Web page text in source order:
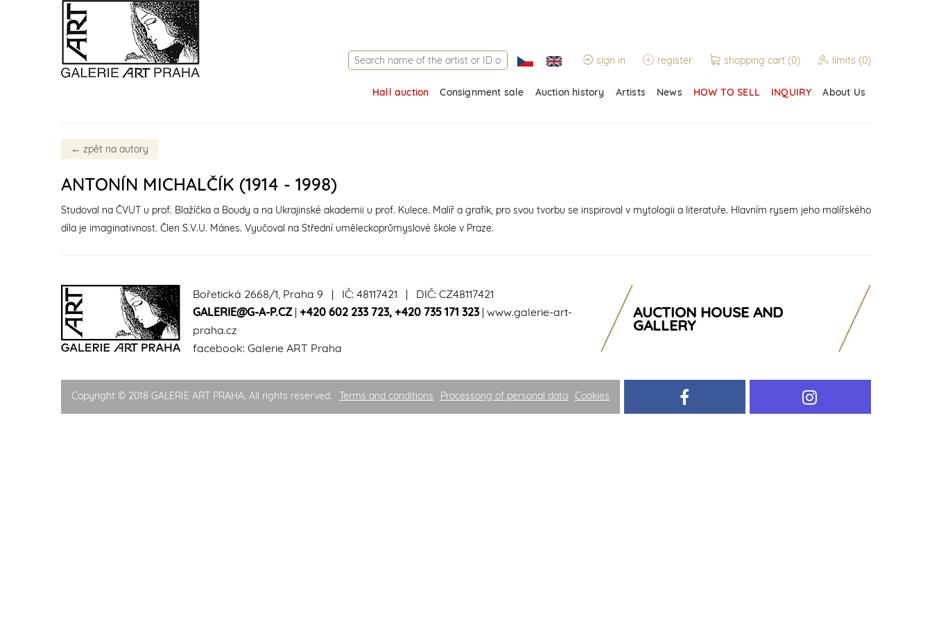
sign in register shopping cart (0) limits (0)
Hall auction Consignment sale Auction history Artists News HOW TO SELL INQUIRY About Us
← zpět na autory
ANTONÍN MICHALČÍK (1914 - 1998)
Studoval na ČVUT u prof. Blažíčka a Boudy a na Ukrajinské akademii u prof. Kulece. Malíř a grafik, pro svou tvorbu se inspiroval v mytologii a literatuře. Hlavním rysem jeho malířského
díla je imaginativnost. Člen S.V.U. Mánes. Vyučoval na Střední uměleckoprůmyslové škole v Praze.
Bořetická 2668/1, Praha 9 | IČ: 48117421 | DIČ: CZ48117421
GALERIE@G-A-P.CZ| +420 602 233 723, +420 735 171 323| www.galerie-art-
praha.cz
facebook: Galerie ART Praha
AUCTION HOUSE AND
GALLERY
Copyright © 2018 GALERIE ART PRAHA. All rights reserved. Terms and conditions Processong of personal data Cookies